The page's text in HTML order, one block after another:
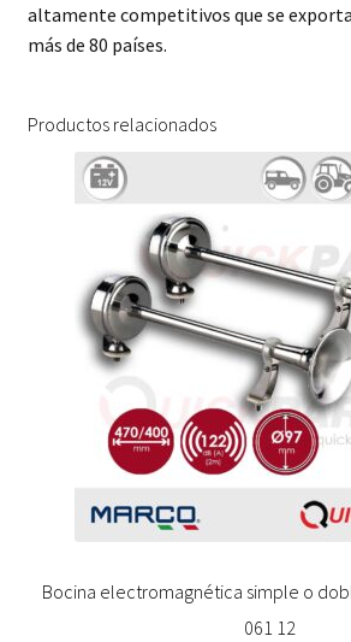
altamente competitivos que se
más de 80 países.
Productos relacionados
Bocina electromagnética simple o
061 12